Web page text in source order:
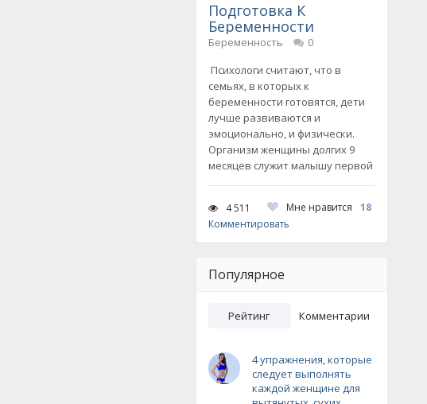
Подготовка К
Беременности
Беременность
0
Психологи считают, что в
семьях, в которых к
беременности готовятся, дети
лучше развиваются и
эмоционально, и физически.
Организм женщины долгих 9
месяцев служит малышу первой
4 511 Мне нравится
18
Комментировать
Популярное
Рейтинг Комментарии
4 упражнения, которые
следует выполнять
каждой женщине для